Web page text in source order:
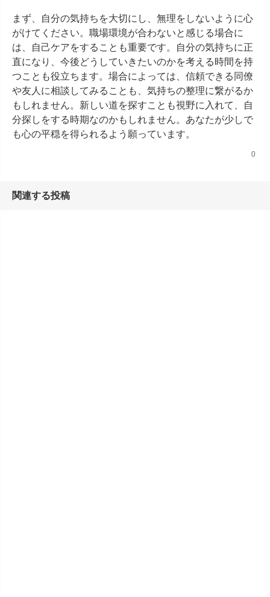
まず、自分の気持ちを大切にし、無理をしないように心
がけてください。職場環境が合わないと感じる場合に
は、自己ケアをすることも重要です。自分の気持ちに正
直になり、今後どうしていきたいのかを考える時間を持
つことも役立ちます。場合によっては、信頼できる同僚
や友人に相談してみることも、気持ちの整理に繋がるか
もしれません。新しい道を探すことも視野に入れて、自
分探しをする時期なのかもしれません。あなたが少しで
も心の平穏を得られるよう願っています。
0
関連する投稿